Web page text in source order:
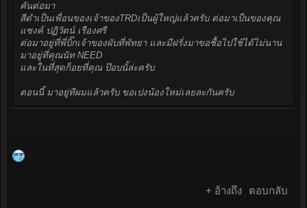
คันต่อมา
สีดำเป็นเพื่อนของเจ้าของTRDเป็นผู้ใหญ่แล้วครับ ต่อมาเป็นของคุณ
แซงค์ ปฏิวัตน์ เรืองศรี
ต่อมาอยู่ที่พี่บิ๊กเจ้าของผับที่พัทยา และมีฝรั่งมาขอชื้อไปใช้ได้ไม่นาน
มาอยู่ที่คุณนัท NEED
และในที่สุดก็อยที่คุณ ป๊อบนั้ล่ะครับ
ตอนนี้ มาอยู่ทีผมแล้วครับ ขอเปงน้องใหม่เลยละกันครับ
+ อ้างถึง ตอบกลับ